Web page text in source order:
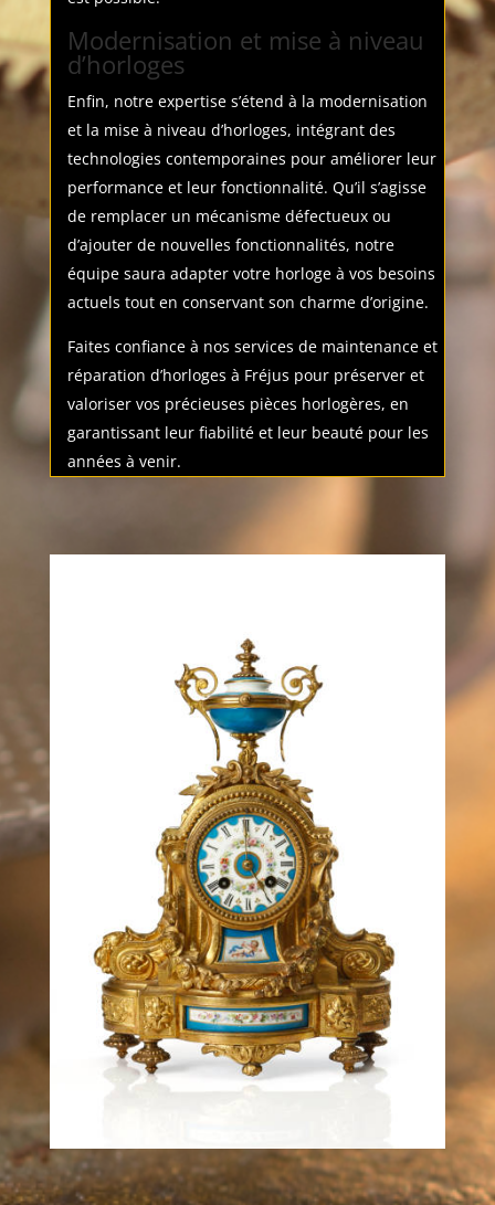
Modernisation et mise à niveau
d’horloges
Enfin, notre expertise s’étend à la modernisation
et la mise à niveau d’horloges, intégrant des
technologies contemporaines pour améliorer leur
performance et leur fonctionnalité. Qu’il s’agisse
de remplacer un mécanisme défectueux ou
d’ajouter de nouvelles fonctionnalités, notre
équipe saura adapter votre horloge à vos besoins
actuels tout en conservant son charme d’origine.
Faites confiance à nos services de maintenance et
réparation d’horloges à Fréjus pour préserver et
valoriser vos précieuses pièces horlogères, en
garantissant leur fiabilité et leur beauté pour les
années à venir.